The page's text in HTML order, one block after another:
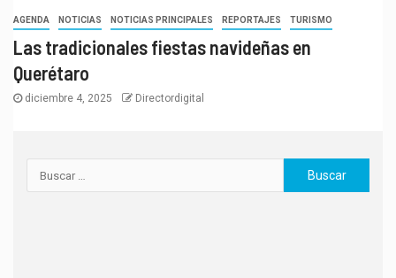
AGENDA NOTICIAS NOTICIAS PRINCIPALES REPORTAJES TURISMO
Las tradicionales fiestas navideñas en
Querétaro
diciembre 4, 2025 Directordigital